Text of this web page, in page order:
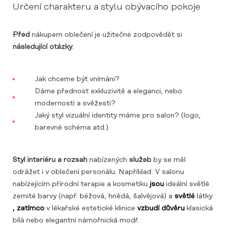
Určení charakteru a stylu obývacího pokoje
Před nákupem oblečení je užitečné zodpovědět si
následující otázky:
Jak chceme být vnímáni?
Dáme přednost exkluzivitě a eleganci, nebo
modernosti a svěžesti?
Jaký styl vizuální identity máme pro salon? (logo,
barevné schéma atd.)
Styl interiéru a rozsah nabízených služeb by se měl
odrážet i v oblečení personálu. Například: V salonu
nabízejícím přírodní terapie a kosmetiku jsou ideální světlé
zemité barvy (např. béžová, hnědá, šalvějová) a světlé látky
, zatímco v lékařské estetické klinice vzbudí důvěru klasická
bílá nebo elegantní námořnická modř.